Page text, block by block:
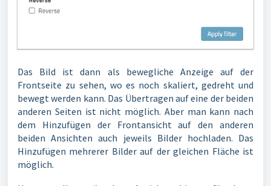
Das Bild ist dann als bewegliche Anzeige auf der
Frontseite zu sehen, wo es noch skaliert, gedreht und
bewegt werden kann. Das Übertragen auf eine der beiden
anderen Seiten ist nicht möglich. Aber man kann nach
dem Hinzufügen der Frontansicht auf den anderen
beiden Ansichten auch jeweils Bilder hochladen. Das
Hinzufügen mehrerer Bilder auf der gleichen Fläche ist
möglich.